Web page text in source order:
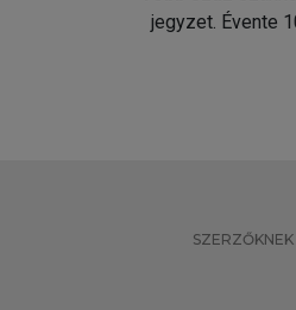
jegyzet. Évente
SZERZŐKNEK